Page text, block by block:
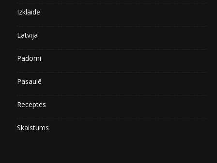
Izklaide
Latvijā
Padomi
Pasaulē
Receptes
Skaistums